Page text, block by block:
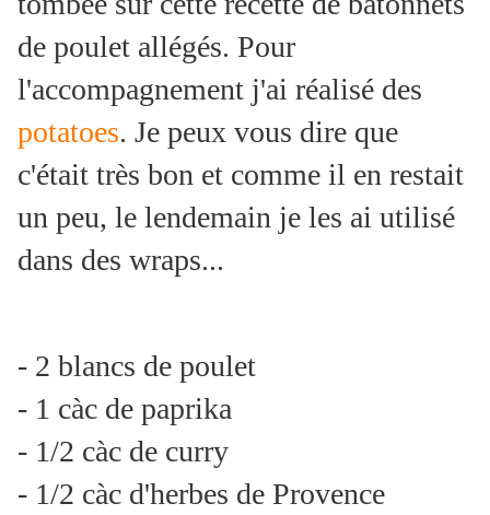
de poulet allégés. Pour
l'accompagnement j'ai réalisé des
potatoes. Je peux vous dire que
c'était très bon et comme il en restait
un peu, le lendemain je les ai utilisé
dans des wraps...
- 2 blancs de poulet
- 1 càc de paprika
- 1/2 càc de curry
- 1/2 càc d'herbes de Provence